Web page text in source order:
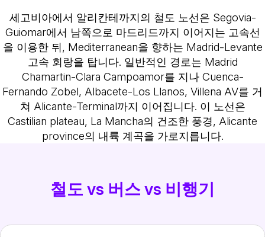
세고비아에서 알리칸테까지의 철도 노선은 Segovia-
Guiomar에서 남쪽으로 마드리드까지 이어지는 고속선
을 이용한 뒤, Mediterranean을 향하는 Madrid-Levante
고속 회랑을 탑니다. 일반적인 경로는 Madrid
Chamartin-Clara Campoamor를 지나 Cuenca-
Fernando Zobel, Albacete-Los Llanos, Villena AV를 거
쳐 Alicante-Terminal까지 이어집니다. 이 노선은
Castilian plateau, La Mancha의 건조한 풍경, Alicante
province의 내륙 계곡을 가로지릅니다.
철도 vs 버스 vs 비행기